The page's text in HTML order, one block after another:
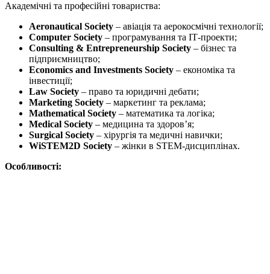
Академічні та професійні товариства:
Aeronautical Society – авіація та аерокосмічні технології;
Computer Society – програмування та ІТ-проекти;
Consulting & Entrepreneurship Society – бізнес та
підприємництво;
Economics and Investments Society – економіка та
інвестиції;
Law Society – право та юридичні дебати;
Marketing Society – маркетинг та реклама;
Mathematical Society – математика та логіка;
Medical Society – медицина та здоров’я;
Surgical Society – хірургія та медичні навички;
WiSTEM2D Society – жінки в STEM-дисциплінах.
Особливості: